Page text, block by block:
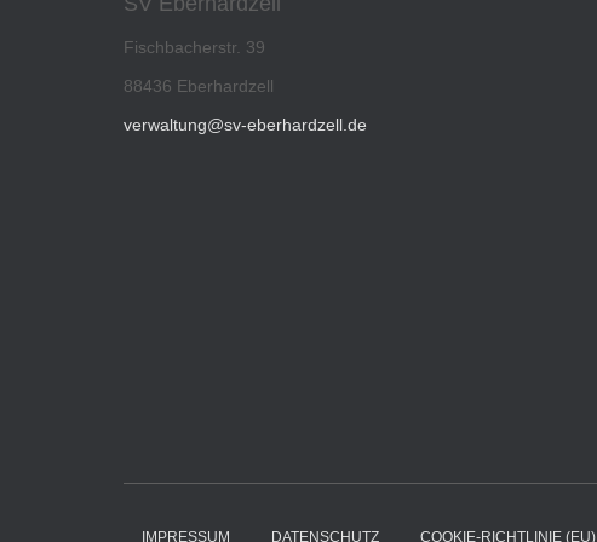
Fischbacherstr. 39
88436 Eberhardzell
verwaltung@sv-eberhardzell.de
IMPRESSUM DATENSCHUTZ COOKIE-RICHTLINIE (EU)